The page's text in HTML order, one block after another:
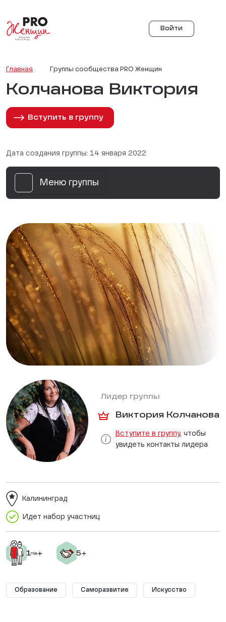
Войти
Главная Группы сообщества PRO Женщин
Колчанова Виктория
Вступить в группу
Дата создания группы: 14 января 2022
Меню группы
Лидер группы
Виктория Колчанова
Вступите в группу, чтобы
увидеть контакты лидера
Идет набор участниц
Калининград
Образование Саморазвитие Искусство